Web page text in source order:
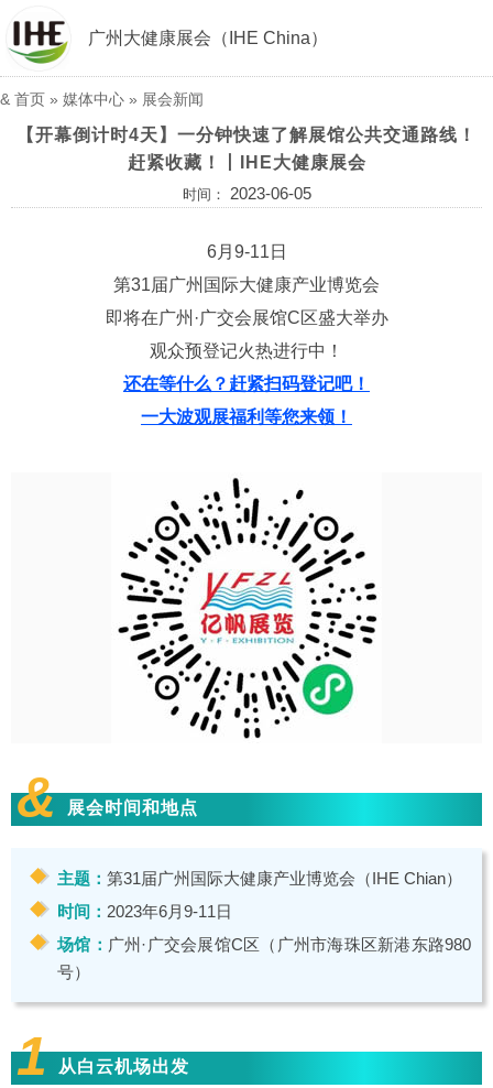
广州大健康展会（IHE China）
& 首页 » 媒体中心 » 展会新闻
【开幕倒计时4天】一分钟快速了解展馆公共交通路线！
赶紧收藏！丨IHE大健康展会
时间： 2023-06-05
6月9-11日
第31届广州国际大健康产业博览会
即将在广州·广交会展馆C区盛大举办
观众预登记火热进行中！
还在等什么？赶紧扫码登记吧！
一大波观展福利等您来领！
& 展会时间和地点
主题： 第31届广州国际大健康产业博览会（IHE Chian）
时间： 2023年6月9-11日
场馆： 广州·广交会展馆C区（广州市海珠区新港东路980
号）
1 从白云机场出发